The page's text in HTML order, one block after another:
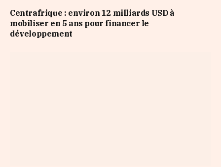
Centrafrique : environ 12 milliards USD à
mobiliser en 5 ans pour financer le
développement